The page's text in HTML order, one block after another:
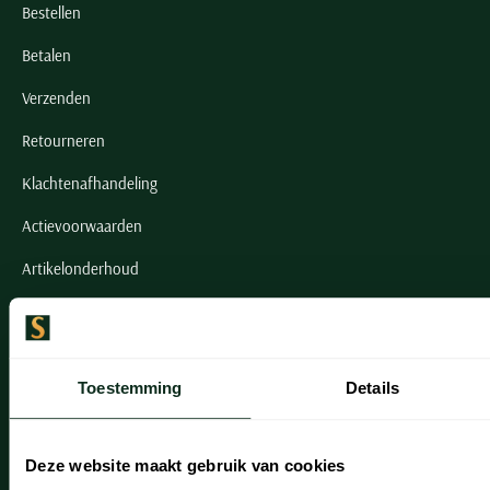
Toestemming Details
Deze website maakt gebruik van cookies
Bestellen
Betalen
Verzenden
Retourneren
Klachtenafhandeling
Actievoorwaarden
Artikelonderhoud
Onze winkels
Onze winkels
Heemstede
Hillegom